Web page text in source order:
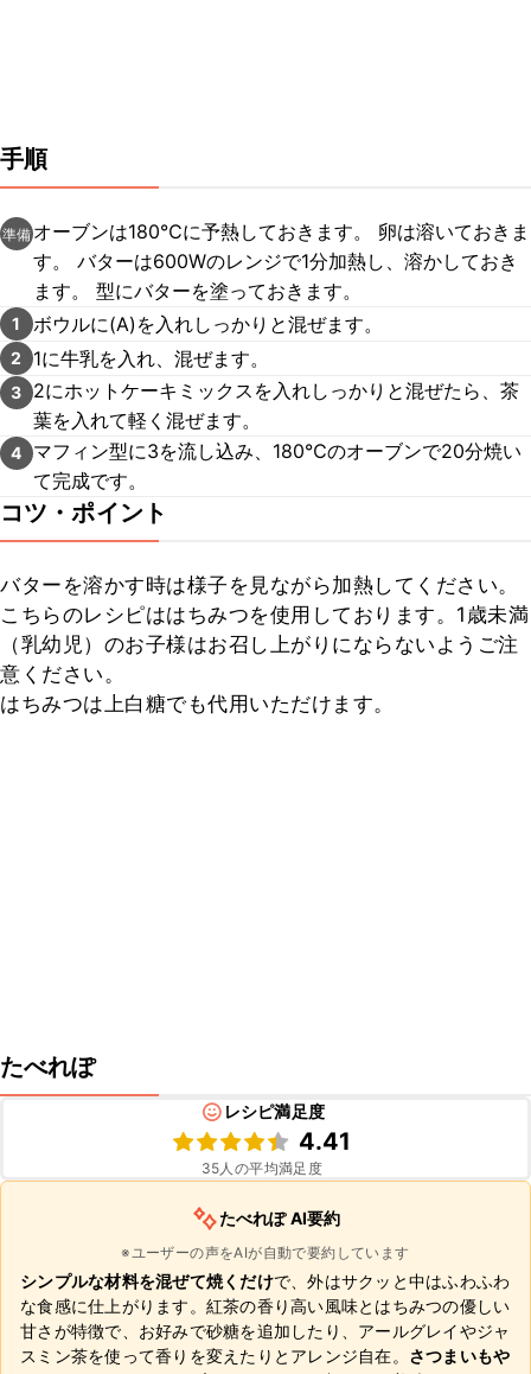
手順
準備 オーブンは180℃に予熱しておきます。 卵は溶いておきま
す。 バターは600Wのレンジで1分加熱し、溶かしておき
ます。 型にバターを塗っておきます。
1 ボウルに(A)を入れしっかりと混ぜます。
2 1に牛乳を入れ、混ぜます。
3
2にホットケーキミックスを入れしっかりと混ぜたら、茶
葉を入れて軽く混ぜます。
4
マフィン型に3を流し込み、180℃のオーブンで20分焼い
て完成です。
コツ・ポイント
バターを溶かす時は様子を見ながら加熱してください。
こちらのレシピははちみつを使用しております。1歳未満
（乳幼児）のお子様はお召し上がりにならないようご注
意ください。
はちみつは上白糖でも代用いただけます。
たべれぽ
レシピ満足度
4.41
35人の平均満足度
たべれぽ AI要約
※ユーザーの声をAIが自動で要約しています
シンプルな材料を混ぜて焼くだけで、外はサクッと中はふわふわ
な食感に仕上がります。紅茶の香り高い風味とはちみつの優しい
甘さが特徴で、お好みで砂糖を追加したり、アールグレイやジャ
スミン茶を使って香りを変えたりとアレンジ自在。 さつまいもや